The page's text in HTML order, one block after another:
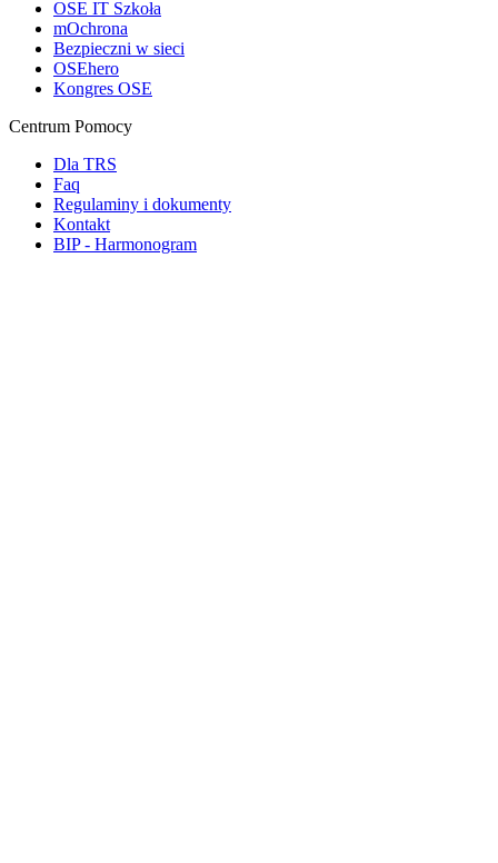
OSE IT Szkoła
mOchrona
Bezpieczni w sieci
OSEhero
Kongres OSE
Centrum Pomocy
Dla TRS
Faq
Regulaminy i dokumenty
Kontakt
BIP - Harmonogram